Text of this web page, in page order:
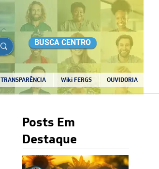
TRANSPARÊNCIA Wiki FERGS OUVIDORIA
BUSCA CENTRO
Posts Em
Destaque